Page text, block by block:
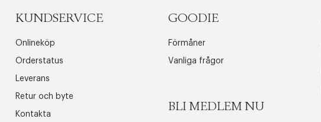
KUNDSERVICE
Onlineköp
Orderstatus
Leverans
Retur och byte
Kontakta
GOODIE
Förmåner
Vanliga frågor
BLI MEDLEM NU